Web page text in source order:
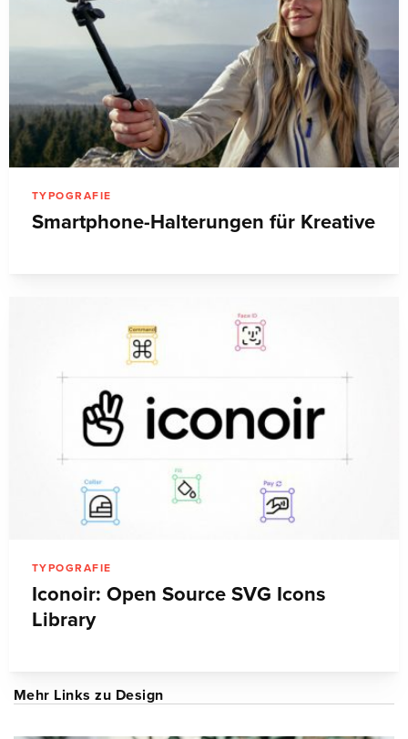
TYPOGRAFIE
Smartphone-Halterungen für Kreative
TYPOGRAFIE
Iconoir: Open Source SVG Icons
Library
Mehr Links zu Design